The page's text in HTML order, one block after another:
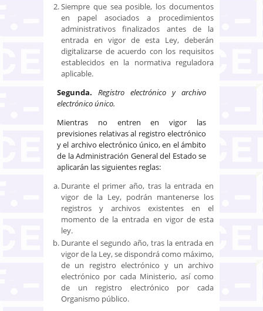
Siempre que sea posible, los documentos
en papel asociados a procedimientos
administrativos finalizados antes de la
entrada en vigor de esta Ley, deberán
digitalizarse de acuerdo con los requisitos
establecidos en la normativa reguladora
aplicable.
Segunda. Registro electrónico y archivo
electrónico único.
Mientras no entren en vigor las
previsiones relativas al registro electrónico
y el archivo electrónico único, en el ámbito
de la Administración General del Estado se
aplicarán las siguientes reglas:
Durante el primer año, tras la entrada en
vigor de la Ley, podrán mantenerse los
registros y archivos existentes en el
momento de la entrada en vigor de esta
ley.
Durante el segundo año, tras la entrada en
vigor de la Ley, se dispondrá como máximo,
de un registro electrónico y un archivo
electrónico por cada Ministerio, así como
de un registro electrónico por cada
Organismo público.